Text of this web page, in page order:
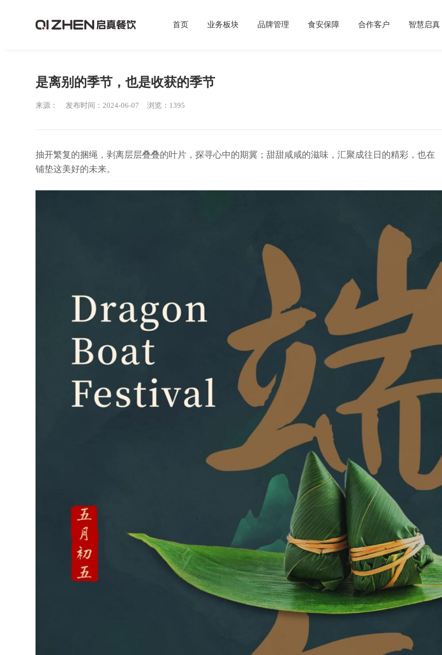
首页 业务板块 品牌管理 食安保障 合作客户 智慧启真
是离别的季节，也是收获的季节
来源： 发布时间：2024-06-07 浏览：1395
抽开繁复的捆绳，剥离层层叠叠的叶片，探寻心中的期冀；甜甜咸咸的滋味，汇聚成往日的精彩，也在
铺垫这美好的未来。